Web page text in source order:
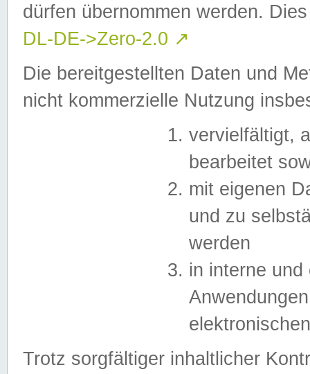
dürfen übernommen werden.
DL-DE->Zero-2.0 ↗
Die bereitgestellten Daten und
nicht kommerzielle Nutzung
vervielfältigt,
bearbeitet
mit eigenen
und zu
werden
in interne
Trotz sorgfältiger inhaltlicher